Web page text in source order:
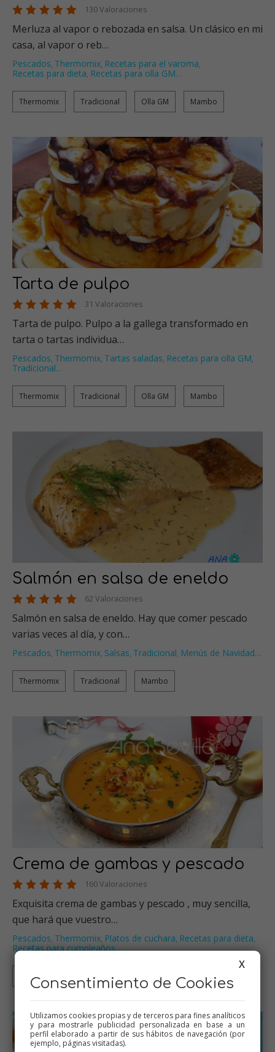
130 Valoraciones
Merluza al vapor o rebozada en salsa. Un clásico en mi
casa, al vapor o reb…
Pescados, Thermomix, Recetas para el varoma,
Recetas para dieta, Recetas para olla GM…
Thermomix Tradicional Olla GM Mambo
Tarta de pulpo
31 Valoraciones
Tarta de pulpo. Pulpo a la gallega transformado en
tarta o tartas individua…
Pescados, Thermomix, Tartas saladas, Recetas para olla GM,
Tradicional…
Thermomix Tradicional Olla GM Mambo
Salmón en salsa de eneldo
62 Valoraciones
Salmón en salsa de eneldo. Hay que comer pescado
varias veces al día, y con…
Pescados, Thermomix, Salsas, Tradicional, Menús de Navidad…
Thermomix Tradicional Mambo
Crema de gambas y pescado
160 Valoraciones
Exquisita crema de gambas y pescado , muy sencilla,
que hará que vuestro…
Pescados, Thermomix, Platos de cuchara, Recetas para dieta,
Recetas para cumpleaños…
Thermomix Tradicional Olla GM Mambo
X
Consentimiento de Cookies
Utilizamos cookies propias y de terceros para fines analíticos
y para mostrarle publicidad personalizada en base a un
perfil elaborado a partir de sus hábitos de navegación (por
ejemplo, páginas visitadas).